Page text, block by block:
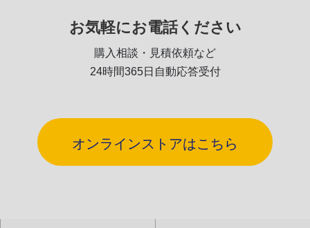
お気軽にお電話ください
購入相談・見積依頼など
24時間365日自動応答受付
オンラインストアはこちら